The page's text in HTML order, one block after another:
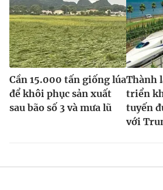
Cần 15.000 tấn giống lúa
để khôi phục sản xuất
sau bão số 3 và mưa lũ
Thành
triển
tuyến
với